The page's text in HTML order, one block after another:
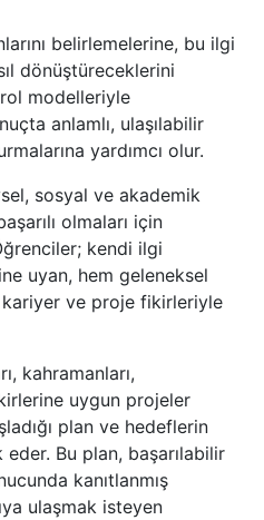
belirlemelerine, bu ilgi
dönüştüreceklerini
modelleriyle
anlamlı, ulaşılabilir
yardımcı olur.
sosyal ve akademik
olmaları için
kendi ilgi
uyan, hem geleneksel
ve proje fikirleriyle
kahramanları,
uygun projeler
plan ve hedeflerin
Bu plan, başarılabilir
kanıtlanmış
ulaşmak isteyen